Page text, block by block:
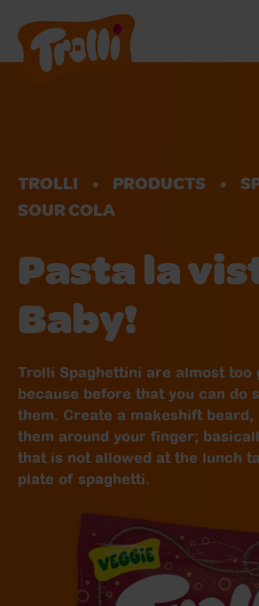
About
EN
TROLLI PRODUCTS
SOUR COLA
Pasta la
Baby!
Trolli Spaghettini are almost too
because before that you can do
them. Create a makeshift
them around your finger;
that is not allowed at the lunch
plate of spaghetti.